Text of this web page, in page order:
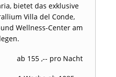
bietet das exklusive
Villa del Conde,
Wellness-Center am
ab 155 ,-- pro Nacht